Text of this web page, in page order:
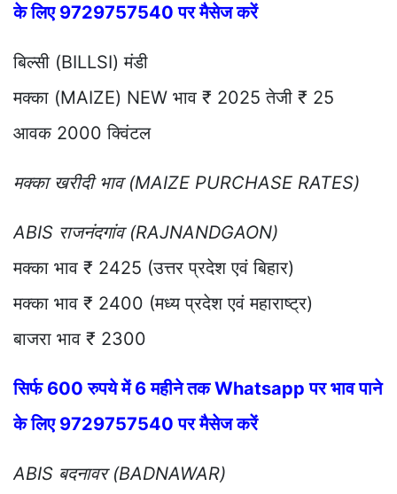
के लिए 9729757540 पर मैसेज करें
बिल्सी (BILLSI) मंडी
मक्का (MAIZE) NEW भाव ₹ 2025 तेजी ₹ 25
आवक 2000 क्विंटल
मक्का खरीदी भाव (MAIZE PURCHASE RATES)
ABIS राजनंदगांव (RAJNANDGAON)
मक्का भाव ₹ 2425 (उत्तर प्रदेश एवं बिहार)
मक्का भाव ₹ 2400 (मध्य प्रदेश एवं महाराष्ट्र)
बाजरा भाव ₹ 2300
सिर्फ 600 रुपये में 6 महीने तक Whatsapp पर भाव पाने
के लिए 9729757540 पर मैसेज करें
ABIS बदनावर (BADNAWAR)